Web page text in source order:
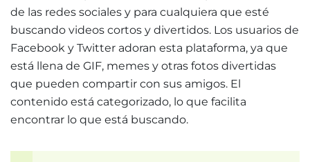
de las redes sociales y para cualquiera que esté
buscando videos cortos y divertidos. Los usuarios de
Facebook y Twitter adoran esta plataforma, ya que
está llena de GIF, memes y otras fotos divertidas
que pueden compartir con sus amigos. El
contenido está categorizado, lo que facilita
encontrar lo que está buscando.